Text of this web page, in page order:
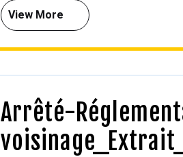
View More
Arrêté-